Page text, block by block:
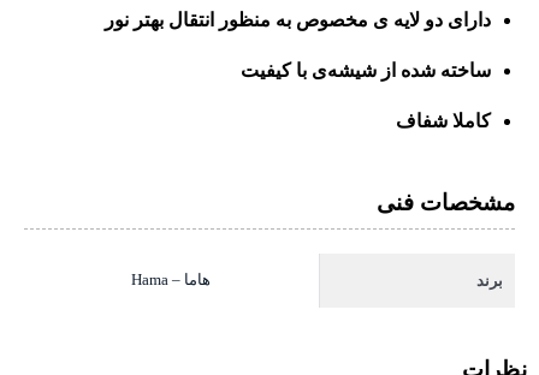
دارای دو لایه ی مخصوص به منظور انتقال بهتر نور
ساخته شده از شیشه‌ی با کیفیت
کاملا شفاف
مشخصات فنی
برند هاما – Hama
نظرات